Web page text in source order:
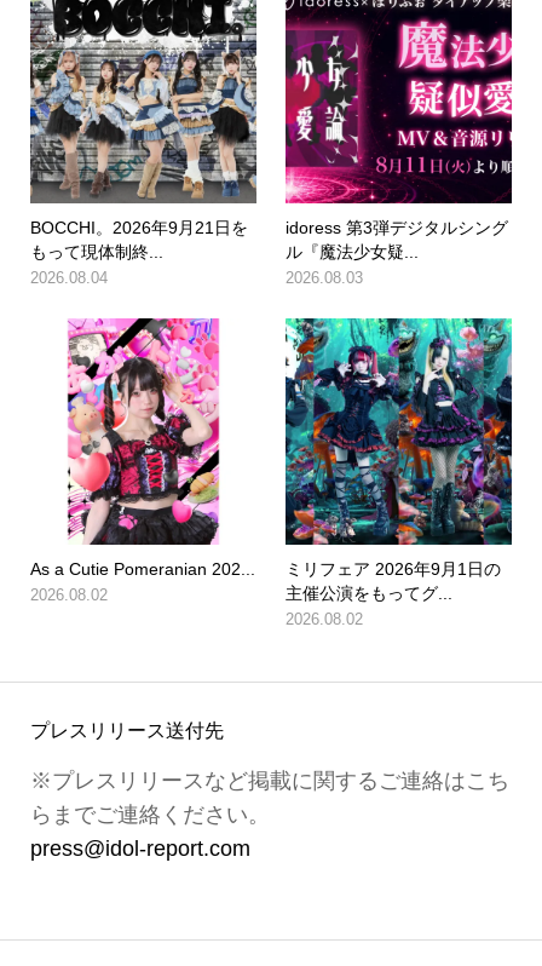
BOCCHI。2026年9月21日を
もって現体制終...
2026.08.04
idoress 第3弾デジタルシング
ル『魔法少女疑...
2026.08.03
As a Cutie Pomeranian 202...
2026.08.02
ミリフェア 2026年9月1日の
主催公演をもってグ...
2026.08.02
プレスリリース送付先
※プレスリリースなど掲載に関するご連絡はこち
らまでご連絡ください。
press@idol-report.com